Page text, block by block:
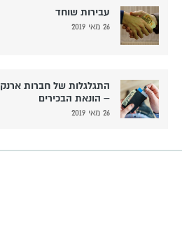
עבירות שוחד
26 מאי 2019
התגלגלות של חברות ארנק
– הונאת הבכירים
26 מאי 2019